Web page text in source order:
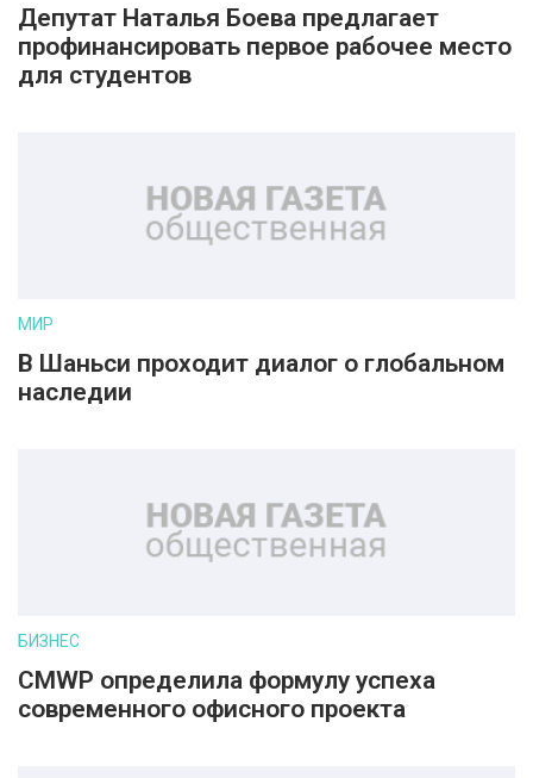
Депутат Наталья Боева предлагает
профинансировать первое рабочее место
для студентов
МИР
В Шаньси проходит диалог о глобальном
наследии
БИЗНЕС
CMWP определила формулу успеха
современного офисного проекта